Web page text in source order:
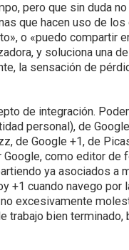
pero que sin duda
que hacen uso de
o «puedo compartir
y soluciona una
la sensación de
de integración.
personal), de
de Google +1, de
Google, como editor de
ya asociados a
+1 cuando navego por
excesivamente
trabajo bien